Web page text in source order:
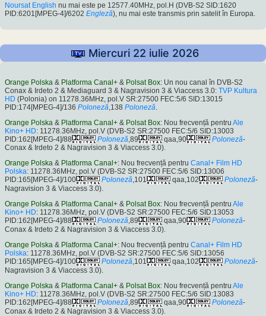
Noursat English nu mai este pe 12577.40MHz, pol.H (DVB-S2 SID:1620
PID:6201[MPEG-4]/6202 Engleză), nu mai este transmis prin satelit în Europa.
Miercuri 22 iulie 2026
Orange Polska & Platforma Canal+ & Polsat Box: Un nou canal în DVB-S2
Conax & Irdeto 2 & Mediaguard 3 & Nagravision 3 & Viaccess 3.0: TVP Kultura
HD (Polonia) on 11278.36MHz, pol.V SR:27500 FEC:5/6 SID:13015
PID:174[MPEG-4]/136 Poloneză ,138 Poloneză
Orange Polska & Platforma Canal+ & Polsat Box: Nou frecvență pentru Ale
Kino+ HD: 11278.36MHz, pol.V (DVB-S2 SR:27500 FEC:5/6 SID:13003
PID:162[MPEG-4]/88
Poloneză ,89 qaa,90 Poloneză-
Conax & Irdeto 2 & Nagravision 3 & Viaccess 3.0).
Orange Polska & Platforma Canal+: Nou frecvență pentru Canal+ Film HD
Polska: 11278.36MHz, pol.V (DVB-S2 SR:27500 FEC:5/6 SID:13006
PID:165[MPEG-4]/100
Poloneză,101 qaa,102 Poloneză-
Nagravision 3 & Viaccess 3.0).
Orange Polska & Platforma Canal+ & Polsat Box: Nou frecvență pentru Ale
Kino+ HD: 11278.36MHz, pol.V (DVB-S2 SR:27500 FEC:5/6 SID:13053
PID:162[MPEG-4]/88
Poloneză,89 qaa,90 Poloneză-
Conax & Irdeto 2 & Nagravision 3 & Viaccess 3.0).
Orange Polska & Platforma Canal+: Nou frecvență pentru Canal+ Film HD
Polska: 11278.36MHz, pol.V (DVB-S2 SR:27500 FEC:5/6 SID:13056
PID:165[MPEG-4]/100
Poloneză,101 qaa,102 Poloneză-
Nagravision 3 & Viaccess 3.0).
Orange Polska & Platforma Canal+ & Polsat Box: Nou frecvență pentru Ale
Kino+ HD: 11278.36MHz, pol.V (DVB-S2 SR:27500 FEC:5/6 SID:13083
PID:162[MPEG-4]/88
Poloneză,89 qaa,90 Poloneză-
Conax & Irdeto 2 & Nagravision 3 & Viaccess 3.0).